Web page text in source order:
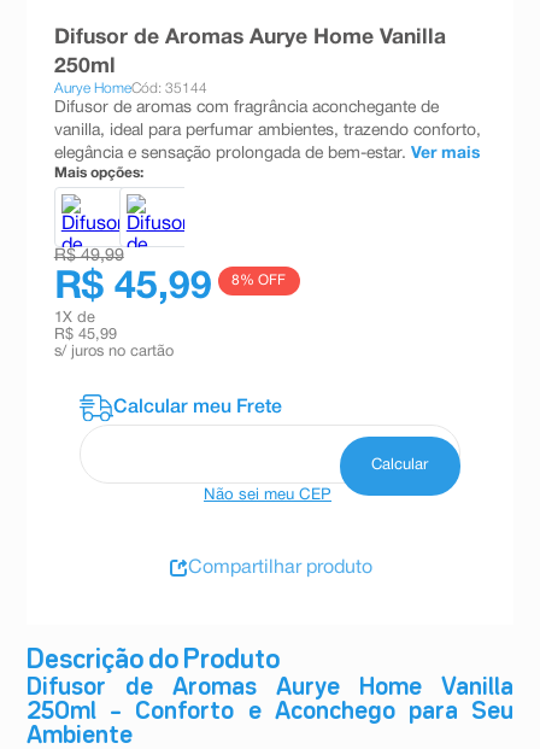
Descrição do Produto
Difusor de Aromas Aurye Home Vanilla
250ml – Conforto e Aconchego para Seu
Ambiente
Difusor de Aromas Aurye Home Vanilla
250ml
Aurye HomeCód: 35144
Difusor de aromas com fragrância aconchegante de
vanilla, ideal para perfumar ambientes, trazendo conforto,
elegância e sensação prolongada de bem-estar. Ver mais
Mais opções:
R$ 49,99
R$ 45,99 8% OFF
1 X de
R$ 45,99
s/ juros no cartão
Não sei meu CEP
Compartilhar produto
teste gravidez
esmalte
ºabsorvente